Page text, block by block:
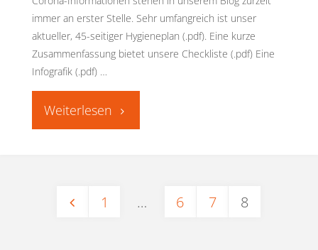
immer an erster Stelle. Sehr umfangreich ist unser
aktueller, 45-seitiger Hygieneplan (.pdf). Eine kurze
Zusammenfassung bietet unsere Checkliste (.pdf) Eine
Infografik (.pdf) …
"Das
1 … 6 7 8